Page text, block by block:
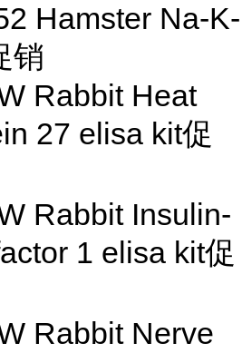
Hamster Na-K-
销
Rabbit Heat
27 elisa kit促
Rabbit Insulin-
1 elisa kit促
Rabbit Nerve